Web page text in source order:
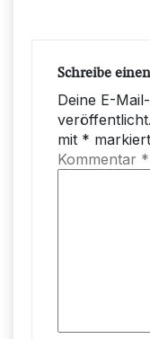
Schreibe
Deine E-
veröffentlicht.
mit * markiert
Kommentar *